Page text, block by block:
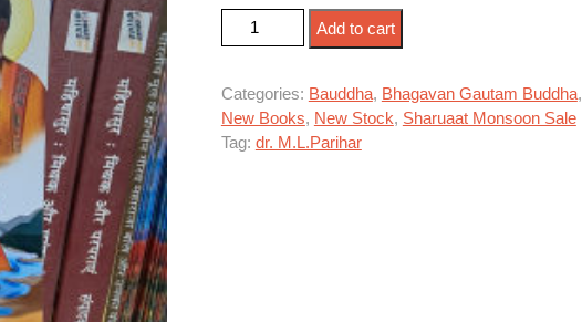
बुद्ध फिर लौट आए quantity
Add to cart
Categories: Bauddha, Bhagavan Gautam Buddha,
New Books, New Stock, Sharuaat Monsoon Sale
Tag: dr. M.L.Parihar